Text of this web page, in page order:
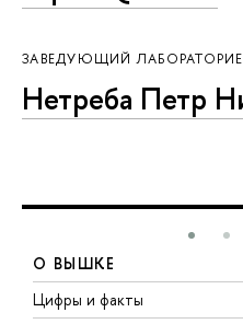
ЗАВЕДУЮЩИЙ
Нетреба Петр
О ВЫШКЕ
Цифры и факты